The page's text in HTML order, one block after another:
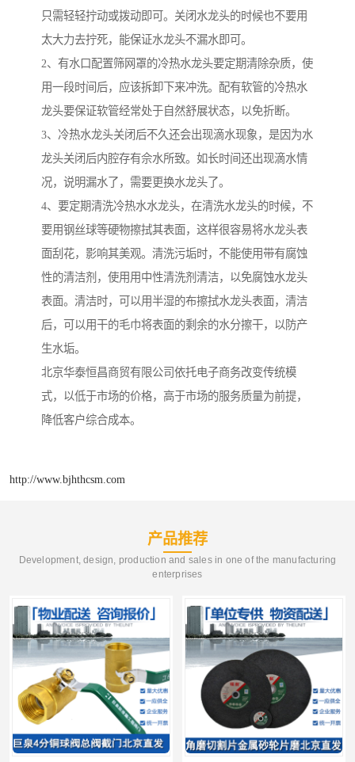
只需轻轻拧动或拨动即可。关闭水龙头的时候也不要用
太大力去拧死，能保证水龙头不漏水即可。
2、有水口配置筛网罩的冷热水龙头要定期清除杂质，使
用一段时间后，应该拆卸下来冲洗。配有软管的冷热水
龙头要保证软管经常处于自然舒展状态，以免折断。
3、冷热水龙头关闭后不久还会出现滴水现象，是因为水
龙头关闭后内腔存有佘水所致。如长时间还出现滴水情
况，说明漏水了，需要更换水龙头了。
4、要定期清洗冷热水水龙头，在清洗水龙头的时候，不
要用钢丝球等硬物擦拭其表面，这样很容易将水龙头表
面刮花，影响其美观。清洗污垢时，不能使用带有腐蚀
性的清洁剂，使用用中性清洗剂清洁，以免腐蚀水龙头
表面。清洁时，可以用半湿的布擦拭水龙头表面，清洁
后，可以用干的毛巾将表面的剩余的水分擦干，以防产
生水垢。
北京华泰恒昌商贸有限公司依托电子商务改变传统模
式，以低于市场的价格，高于市场的服务质量为前提，
降低客户综合成本。
http://www.bjhthcsm.com
产品推荐
Development, design, production and sales in one of the manufacturing
enterprises